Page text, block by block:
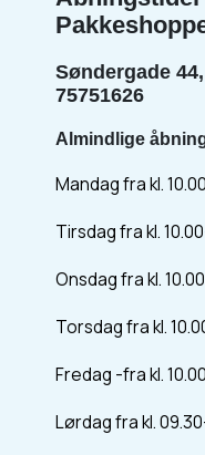
Søndergade
75751626
Almindlige
Mandag fra kl.
Tirsdag fra kl.
Onsdag fra kl.
Torsdag fra kl.
Fredag -fra kl.
Lørdag fra kl.